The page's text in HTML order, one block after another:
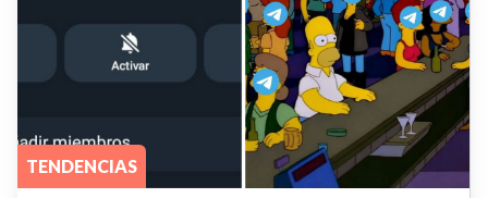
TENDENCIAS